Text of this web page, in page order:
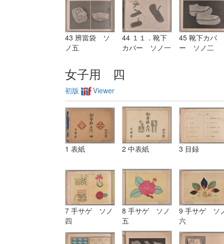
43 辨當袋 ソ
ノ五
44 １１．靴下
カバー ソノ一
45 靴下カバ
ー ソノ二
女子用 四
初版 Viewer
1 表紙 2 中表紙 3 目録
7 手サゲ ソノ
四
8 手サゲ ソノ
五
9 手サゲ ソ
六